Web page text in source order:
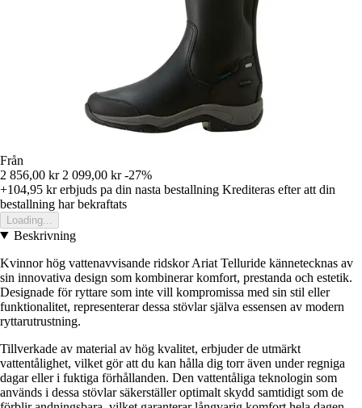
Från
2 856,00 kr 2 099,00 kr -27%
+104,95 krerbjuds pa din nasta bestallning Krediteras efter att din
bestallning har bekraftats
Loading...
Beskrivning
Kvinnor hög vattenavvisande ridskor Ariat Telluride kännetecknas av
sin innovativa design som kombinerar komfort, prestanda och estetik.
Designade för ryttare som inte vill kompromissa med sin stil eller
funktionalitet, representerar dessa stövlar själva essensen av modern
ryttarutrustning.
Tillverkade av material av hög kvalitet, erbjuder de utmärkt
vattentålighet, vilket gör att du kan hålla dig torr även under regniga
dagar eller i fuktiga förhållanden. Den vattentåliga teknologin som
används i dessa stövlar säkerställer optimalt skydd samtidigt som de